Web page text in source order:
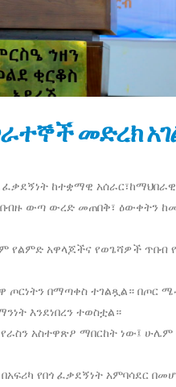
መድረክ
ከተቋማዊ
ውጣ ውረድ መጠበቅ፣ ዕውቀትን
የልምድ አዋላጆችና የወጌሻዎች ጥበብ
በማጣቀስ ተገልጿል። በጦር
እንደነበረን ተወስቷል።
አስተዋጽዖ ማበርከት ነው፤
የበጎ ፈቃደኝነት አምባሳደር